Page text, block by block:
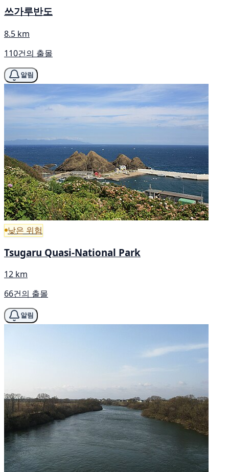
쓰가루반도
8.5 km
110건의 출몰
알림
낮은 위험
Tsugaru Quasi-National Park
12 km
66건의 출몰
알림